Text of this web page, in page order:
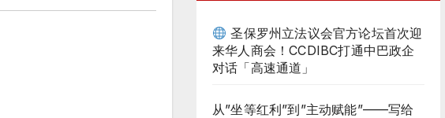
圣保罗州立法议会官方论坛首次迎
来华人商会！CCDIBC打通中巴政企
对话「高速通道」
从”坐等红利”到”主动赋能”——写给